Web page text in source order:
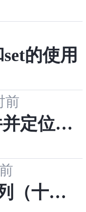
窗口最
动优化
的使用
前
定位异
（十